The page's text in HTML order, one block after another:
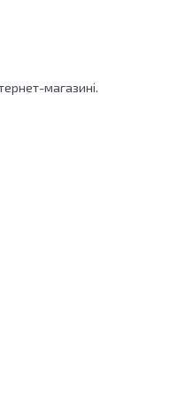
магазині.